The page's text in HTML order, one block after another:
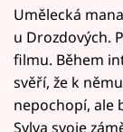
Umělecká
u Drozdových.
filmu. Během
svěří, že k
nepochopí, ale
Sylva svoje